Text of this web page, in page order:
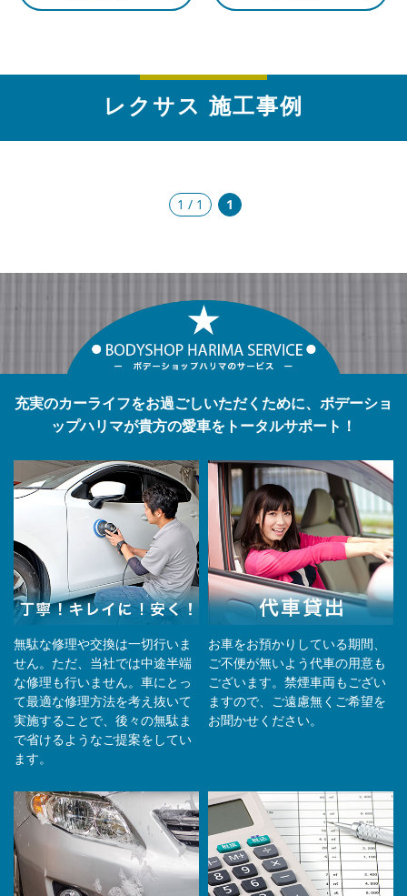
レクサス 施工事例
1 / 1 1
充実のカーライフをお過ごしいただくために、ボデーショ
ップハリマが貴方の愛車をトータルサポート！
無駄な修理や交換は一切行いま
せん。ただ、当社では中途半端
な修理も行いません。車にとっ
て最適な修理方法を考え抜いて
実施することで、後々の無駄ま
で省けるようなご提案をしてい
ます。
お車をお預かりしている期間、
ご不便が無いよう代車の用意も
ございます。禁煙車両もござい
ますので、ご遠慮無くご希望を
お聞かせください。